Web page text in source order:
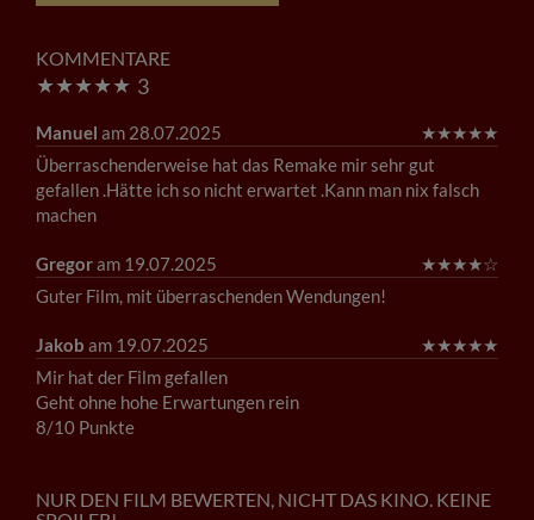
KOMMENTARE
★★★★★ 3
Manuel am 28.07.2025 ★★★★★
Überraschenderweise hat das Remake mir sehr gut
gefallen .Hätte ich so nicht erwartet .Kann man nix falsch
machen
Gregoram 19.07.2025 ★★★★☆
Guter Film, mit überraschenden Wendungen!
Jakob am 19.07.2025 ★★★★★
Mir hat der Film gefallen
Geht ohne hohe Erwartungen rein
8/10 Punkte
NUR DEN FILM BEWERTEN, NICHT DAS KINO. KEINE